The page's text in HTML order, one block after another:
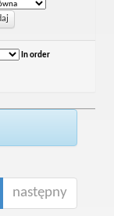
In order
następny